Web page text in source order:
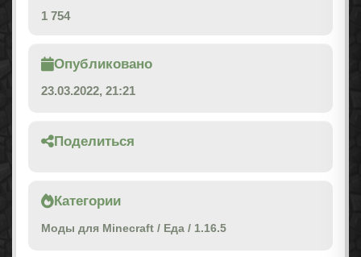
1 754
Опубликовано
23.03.2022, 21:21
Поделиться
Категории
Моды для Minecraft / Еда / 1.16.5